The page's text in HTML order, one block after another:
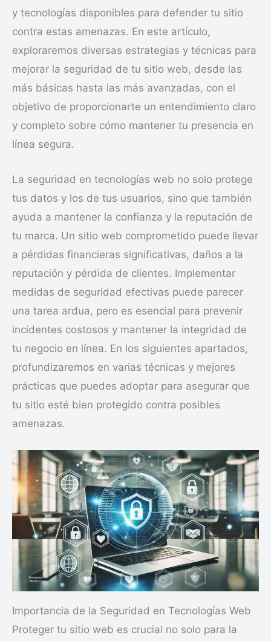
y tecnologías disponibles para defender tu sitio
contra estas amenazas. En este artículo,
exploraremos diversas estrategias y técnicas para
mejorar la seguridad de tu sitio web, desde las
más básicas hasta las más avanzadas, con el
objetivo de proporcionarte un entendimiento claro
y completo sobre cómo mantener tu presencia en
línea segura.
La seguridad en tecnologías web no solo protege
tus datos y los de tus usuarios, sino que también
ayuda a mantener la confianza y la reputación de
tu marca. Un sitio web comprometido puede llevar
a pérdidas financieras significativas, daños a la
reputación y pérdida de clientes. Implementar
medidas de seguridad efectivas puede parecer
una tarea ardua, pero es esencial para prevenir
incidentes costosos y mantener la integridad de
tu negocio en línea. En los siguientes apartados,
profundizaremos en varias técnicas y mejores
prácticas que puedes adoptar para asegurar que
tu sitio esté bien protegido contra posibles
amenazas.
Importancia de la Seguridad en Tecnologías Web
Proteger tu sitio web es crucial no solo para la